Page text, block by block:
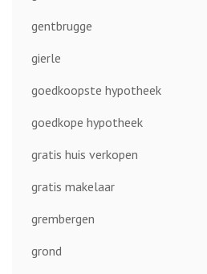
gentbrugge
gierle
goedkoopste hypotheek
goedkope hypotheek
gratis huis verkopen
gratis makelaar
grembergen
grond